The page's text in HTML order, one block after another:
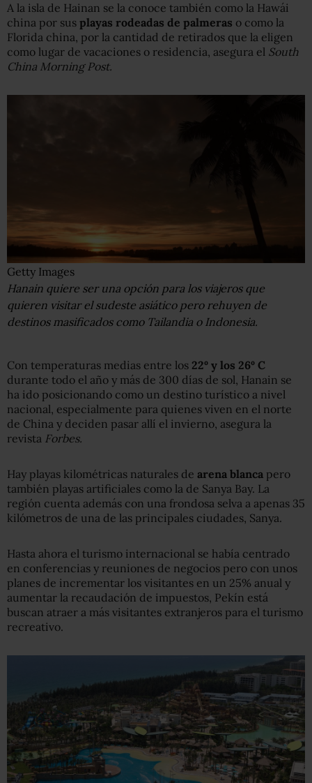
A la isla de Hainan se la conoce también como la Hawái
china por sus playas rodeadas de palmeras o como la
Florida china, por la cantidad de retirados que la eligen
como lugar de vacaciones o residencia, asegura el South
China Morning Post.
Getty Images
Hanain quiere ser una opción para los viajeros que
quieren visitar el sudeste asiático pero rehuyen de
destinos masificados como Tailandia o Indonesia.
Con temperaturas medias entre los 22º y los 26º C
durante todo el año y más de 300 días de sol, Hanain se
ha ido posicionando como un destino turístico a nivel
nacional, especialmente para quienes viven en el norte
de China y deciden pasar allí el invierno, asegura la
revista Forbes.
Hay playas kilométricas naturales de arena blanca pero
también playas artificiales como la de Sanya Bay. La
región cuenta además con una frondosa selva a apenas 35
kilómetros de una de las principales ciudades, Sanya.
Hasta ahora el turismo internacional se había centrado
en conferencias y reuniones de negocios pero con unos
planes de incrementar los visitantes en un 25% anual y
aumentar la recaudación de impuestos, Pekín está
buscan atraer a más visitantes extranjeros para el turismo
recreativo.